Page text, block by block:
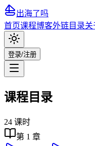
出海了吗
首页课程博客外链目录关
登录/注册
课程目录
24 课时
第 1 章